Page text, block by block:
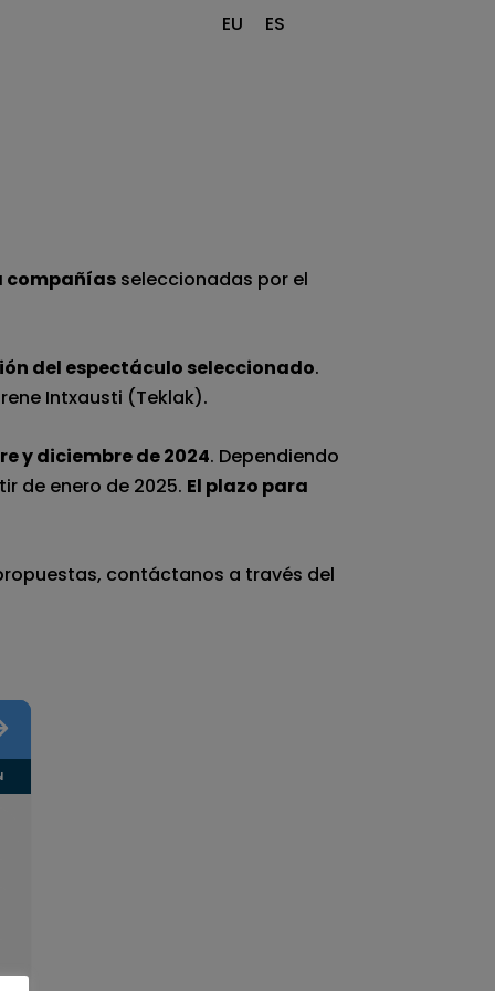
EU ES
compañías seleccionadas por el
del espectáculo seleccionado.
Intxausti (Teklak).
y diciembre de 2024. Dependiendo
de enero de 2025. El plazo para
contáctanos a través del